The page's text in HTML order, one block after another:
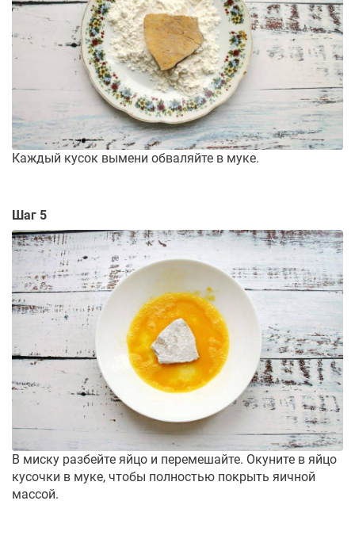
Каждый кусок вымени обваляйте в муке.
Шаг 5
В миску разбейте яйцо и перемешайте. Окуните в яйцо
кусочки в муке, чтобы полностью покрыть яичной
массой.